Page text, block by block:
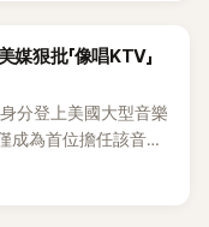
狠批「像唱KTV」
分登上美國大型音樂
成為首位擔任該音樂
歌手，寫下全新紀